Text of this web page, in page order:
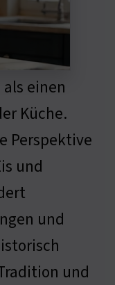
einen
Küche.
Perspektive
und
und
und